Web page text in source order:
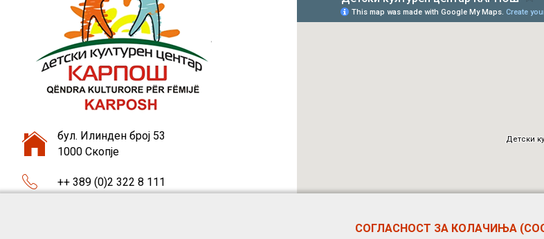
бул. Илинден број 53
1000 Скопје
++ 389 (0)2 322 8 111
СОГЛАСНОСТ ЗА КОЛАЧИЊА